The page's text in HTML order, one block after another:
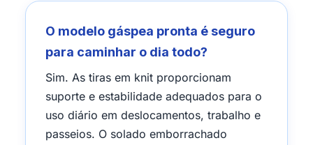
O modelo gáspea pronta é seguro
para caminhar o dia todo?
Sim. As tiras em knit proporcionam
suporte e estabilidade adequados para o
uso diário em deslocamentos, trabalho e
passeios. O solado emborrachado